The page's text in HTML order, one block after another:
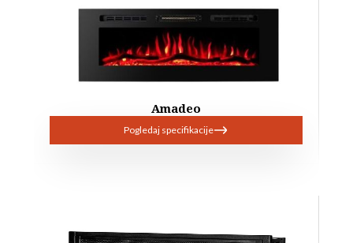
Amadeo
Pogledaj specifikacije